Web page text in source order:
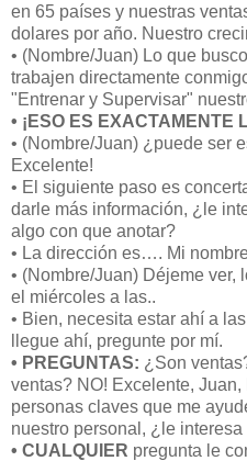
en 65 países y nuestras
dolares por año. Nuestro
• (Nombre/Juan) Lo que
trabajen directamente
"Entrenar y Supervisar"
• ¡ESO ES EXACTAMENTE
• (Nombre/Juan) ¿puede ser
Excelente!
• El siguiente paso es
darle más información, ¿le
algo con que anotar?
• La dirección es…. Mi
• (Nombre/Juan) Déjeme
el miércoles a las..
• Bien, necesita estar ahí a
llegue ahí, pregunte por mí.
• PREGUNTAS: ¿Son
ventas? NO! Excelente,
personas claves que me
nuestro personal, ¿le
• CUALQUIER pregunta le